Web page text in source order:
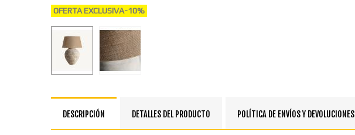
OFERTA EXCLUSIVA-10%
DESCRIPCIÓN DETALLES DEL PRODUCTO POLÍTICA DE ENVÍOS Y DEVOLUCIONES